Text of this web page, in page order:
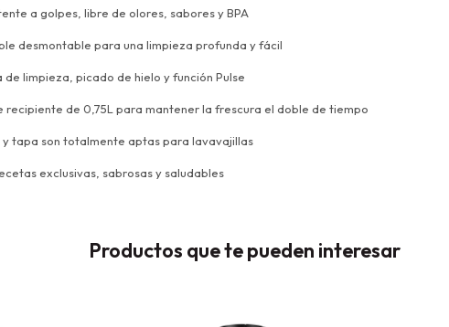
a golpes, libre de olores, sabores y BPA
desmontable para una limpieza profunda y fácil
de limpieza, picado de hielo y función Pulse
recipiente de 0,75L para mantener la frescura el doble de tiempo
y tapa son totalmente aptas para lavavajillas
exclusivas, sabrosas y saludables
Productos que te pueden interesar